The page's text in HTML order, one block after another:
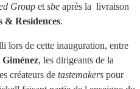
Group et sbe après la livraison
& Residences.
de cette inauguration, entre
, les dirigeants de la
créateurs de tastemakers pour